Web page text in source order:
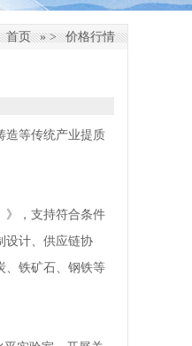
首页 » > 价格行情
造等传统产业提质
》，支持符合条件
设计、供应链协
、铁矿石、钢铁等